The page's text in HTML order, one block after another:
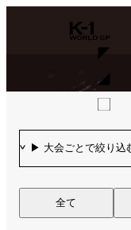
K-
WGP
全て